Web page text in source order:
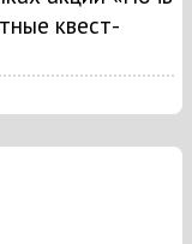
квест-